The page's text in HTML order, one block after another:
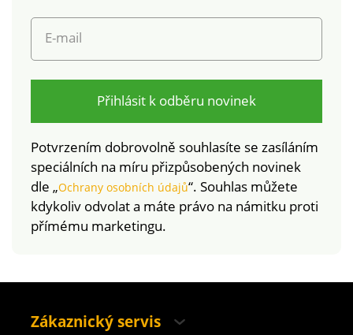
E-mail
Přihlásit k odběru novinek
Potvrzením dobrovolně souhlasíte se zasíláním
speciálních na míru přizpůsobených novinek
dle „Ochrany osobních údajů“. Souhlas můžete
kdykoliv odvolat a máte právo na námitku proti
přímému marketingu.
Zákaznický servis